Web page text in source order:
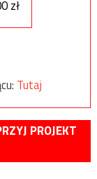
zł
Tutaj
PROJEKT